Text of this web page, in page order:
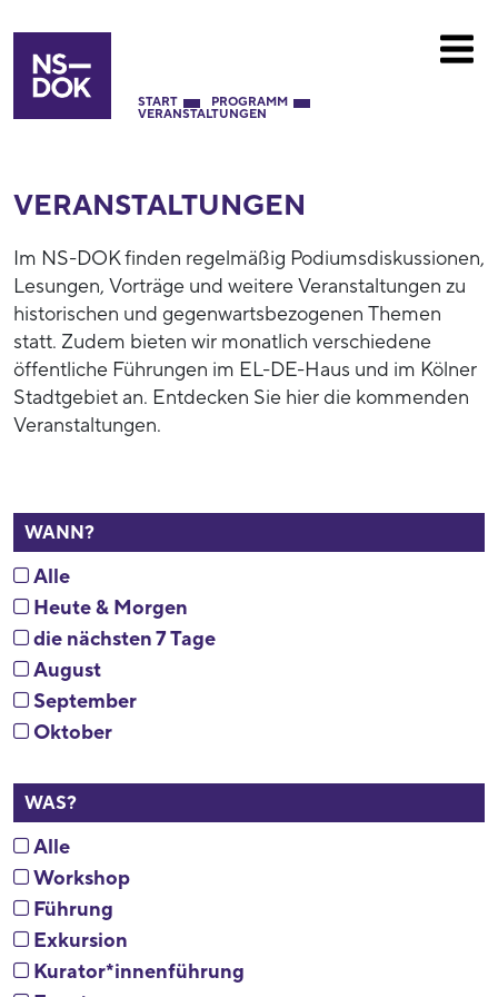
START PROGRAMM
VERANSTALTUNGEN
VERANSTALTUNGEN
Im NS-DOK finden regelmäßig Podiumsdiskussionen,
Lesungen, Vorträge und weitere Veranstaltungen zu
historischen und gegenwartsbezogenen Themen
statt. Zudem bieten wir monatlich verschiedene
öffentliche Führungen im EL-DE-Haus und im Kölner
Stadtgebiet an. Entdecken Sie hier die kommenden
Veranstaltungen.
WANN?
Alle
Heute & Morgen
die nächsten 7 Tage
August
September
Oktober
WAS?
Alle
Workshop
Führung
Exkursion
Kurator*innenführung